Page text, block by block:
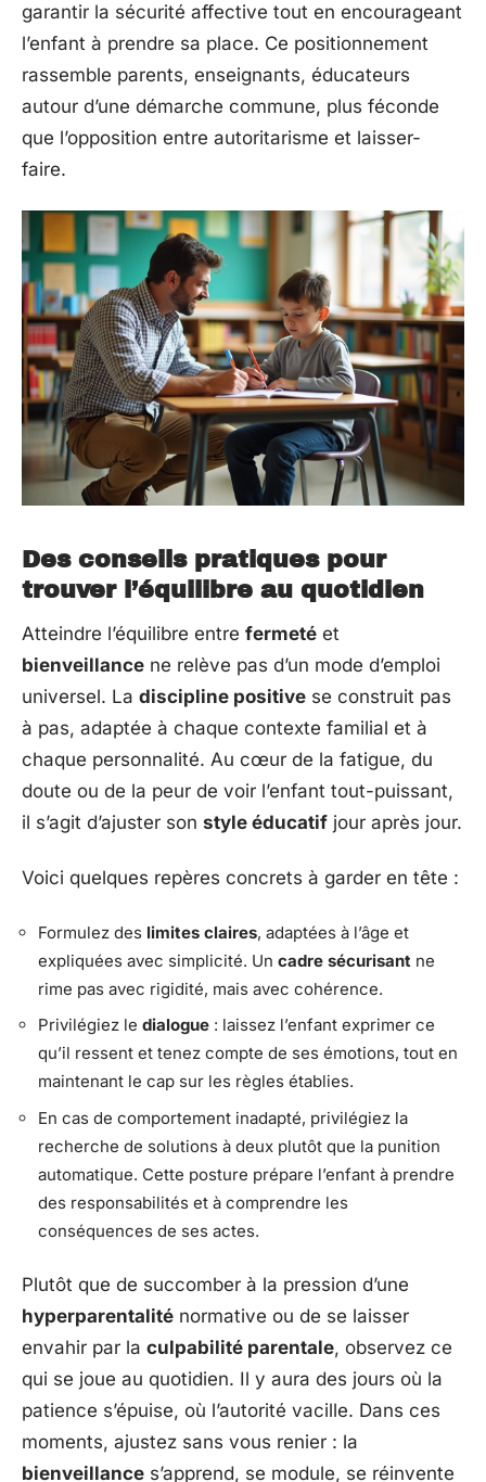
garantir la sécurité affective tout en encourageant
l’enfant à prendre sa place. Ce positionnement
rassemble parents, enseignants, éducateurs
autour d’une démarche commune, plus féconde
que l’opposition entre autoritarisme et laisser-
faire.
Des conseils pratiques pour
trouver l’équilibre au quotidien
Atteindre l’équilibre entre fermeté et
bienveillance ne relève pas d’un mode d’emploi
universel. La discipline positive se construit pas
à pas, adaptée à chaque contexte familial et à
chaque personnalité. Au cœur de la fatigue, du
doute ou de la peur de voir l’enfant tout-puissant,
il s’agit d’ajuster son style éducatif jour après jour.
Voici quelques repères concrets à garder en tête :
Formulez des limites claires, adaptées à l’âge et
expliquées avec simplicité. Un cadre sécurisant ne
rime pas avec rigidité, mais avec cohérence.
Privilégiez le dialogue : laissez l’enfant exprimer ce
qu’il ressent et tenez compte de ses émotions, tout en
maintenant le cap sur les règles établies.
En cas de comportement inadapté, privilégiez la
recherche de solutions à deux plutôt que la punition
automatique. Cette posture prépare l’enfant à prendre
des responsabilités et à comprendre les
conséquences de ses actes.
Plutôt que de succomber à la pression d’une
hyperparentalité normative ou de se laisser
envahir par la culpabilité parentale, observez ce
qui se joue au quotidien. Il y aura des jours où la
patience s’épuise, où l’autorité vacille. Dans ces
moments, ajustez sans vous renier : la
bienveillance s’apprend, se module, se réinvente